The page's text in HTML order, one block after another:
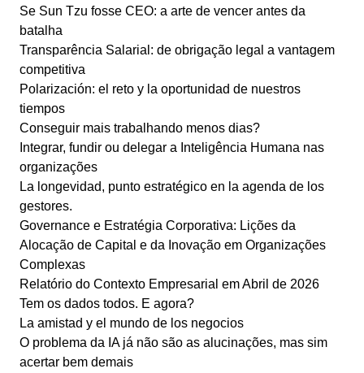
Se Sun Tzu fosse CEO: a arte de vencer antes da
batalha
Transparência Salarial: de obrigação legal a vantagem
competitiva
Polarización: el reto y la oportunidad de nuestros
tiempos
Conseguir mais trabalhando menos dias?
Integrar, fundir ou delegar a Inteligência Humana nas
organizações
La longevidad, punto estratégico en la agenda de los
gestores.
Governance e Estratégia Corporativa: Lições da
Alocação de Capital e da Inovação em Organizações
Complexas
Relatório do Contexto Empresarial em Abril de 2026
Tem os dados todos. E agora?
La amistad y el mundo de los negocios
O problema da IA já não são as alucinações, mas sim
acertar bem demais